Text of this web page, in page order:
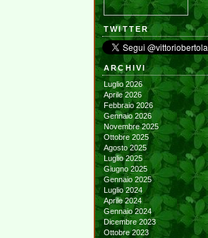
TWITTER
ARCHIVI
Luglio 2026
Aprile 2026
Febbraio 2026
Gennaio 2026
Novembre 2025
Ottobre 2025
Agosto 2025
Luglio 2025
Giugno 2025
Gennaio 2025
Luglio 2024
Aprile 2024
Gennaio 2024
Dicembre 2023
Ottobre 2023